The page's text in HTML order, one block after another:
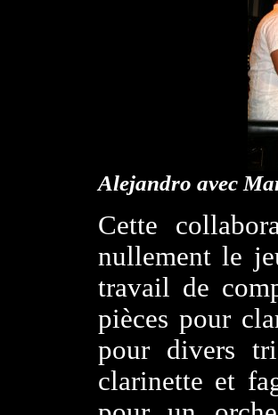
Alejandro avec
Cette
nullement le
travail de
pièces pour
pour divers
clarinette et